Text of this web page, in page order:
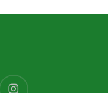
instagram